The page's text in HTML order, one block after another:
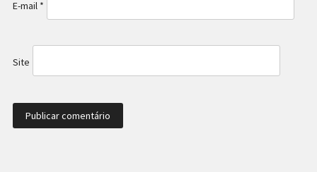
E-mail *
Site